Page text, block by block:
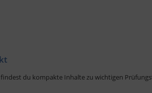
du kompakte Inhalte zu wichtigen